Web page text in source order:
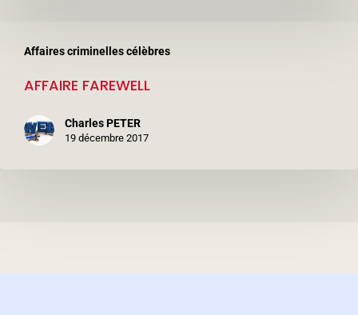
Affaires criminelles célèbres
FAREWELL
AFFAIRE FAREWELL
Charles PETER
19 décembre 2017